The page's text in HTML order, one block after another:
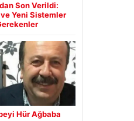
Son Verildi:
Yeni Sistemler
Hür Ağbaba